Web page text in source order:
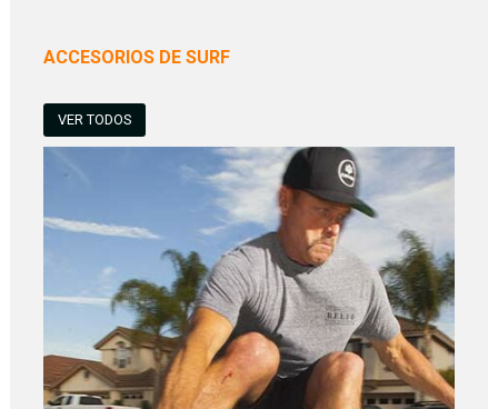
ACCESORIOS DE SURF
VER TODOS